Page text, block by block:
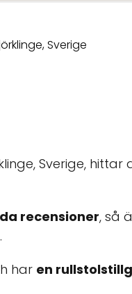
Sverige,
recensioner, så
har en